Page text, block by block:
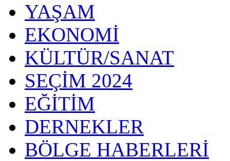
YAŞAM
EKONOMİ
KÜLTÜR/SANAT
SEÇİM 2024
EĞİTİM
DERNEKLER
BÖLGE HABERLERİ